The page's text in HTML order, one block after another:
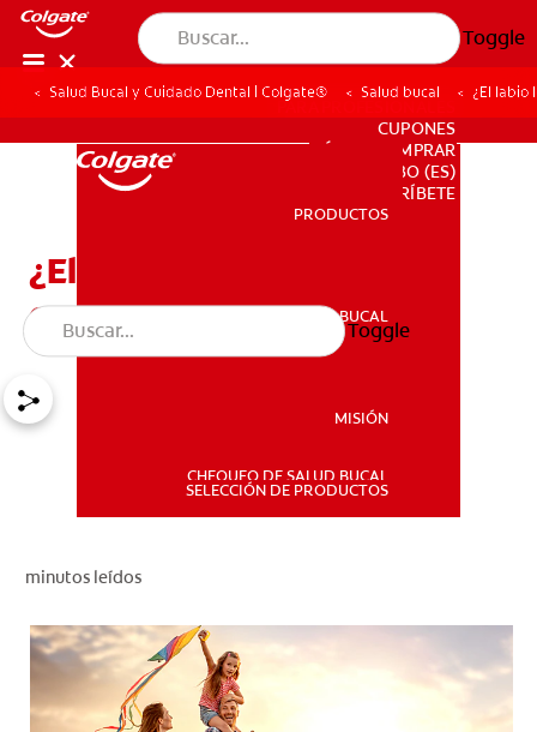
Toggle
PRODUCTOS
SALUD BUCAL
PARA PROFESIONALES
CUPONES
DÓNDE COMPRAR
BO (ES)
SUSCRÍBETE
PRODUCTOS
SALUD BUCAL
MISIÓN
CHEQUEO DE SALUD BUCAL
SELECCIÓN DE PRODUCTOS
Toggle
Salud Bucal y Cuidado Dental | Colgate® Salud bucal ¿El labio
¿El labio leporino es
genético?
minutos leídos